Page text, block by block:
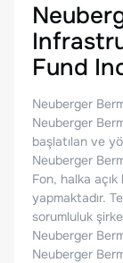
Fund
Neuberger
Neuberger
başlatılan ve
Neuberger
Fon, halka açık
yapmaktadır.
sorumluluk
Neuberger
Neuberger